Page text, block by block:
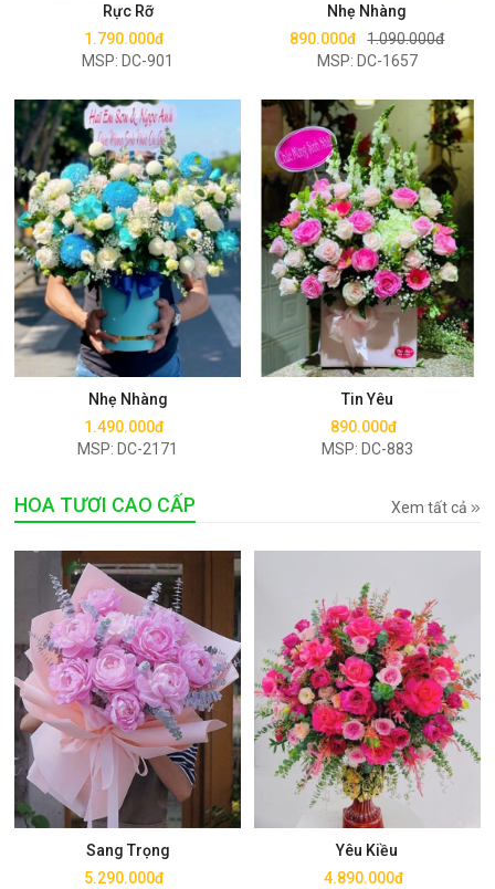
Rực Rỡ
1.790.000đ
MSP: DC-901
Nhẹ Nhàng
890.000đ 1.090.000đ
MSP: DC-1657
Nhẹ Nhàng
1.490.000đ
MSP: DC-2171
Mua ngay
Tin Yêu
890.000đ
MSP: DC-883
Mua ngay
HOA TƯƠI CAO CẤP Xem tất cả
Sang Trọng
5.290.000đ
Mua ngay
Yêu Kiều
4.890.000đ
Mua ngay